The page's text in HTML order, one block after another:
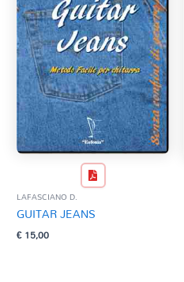
LAFASCIANO D.
GUITAR JEANS
€15,00